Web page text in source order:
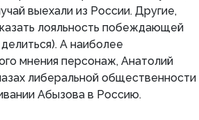
выехали из России. Другие,
лояльность побеждающей
А наиболее
мнения персонаж, Анатолий
либеральной общественности
Абызова в Россию.